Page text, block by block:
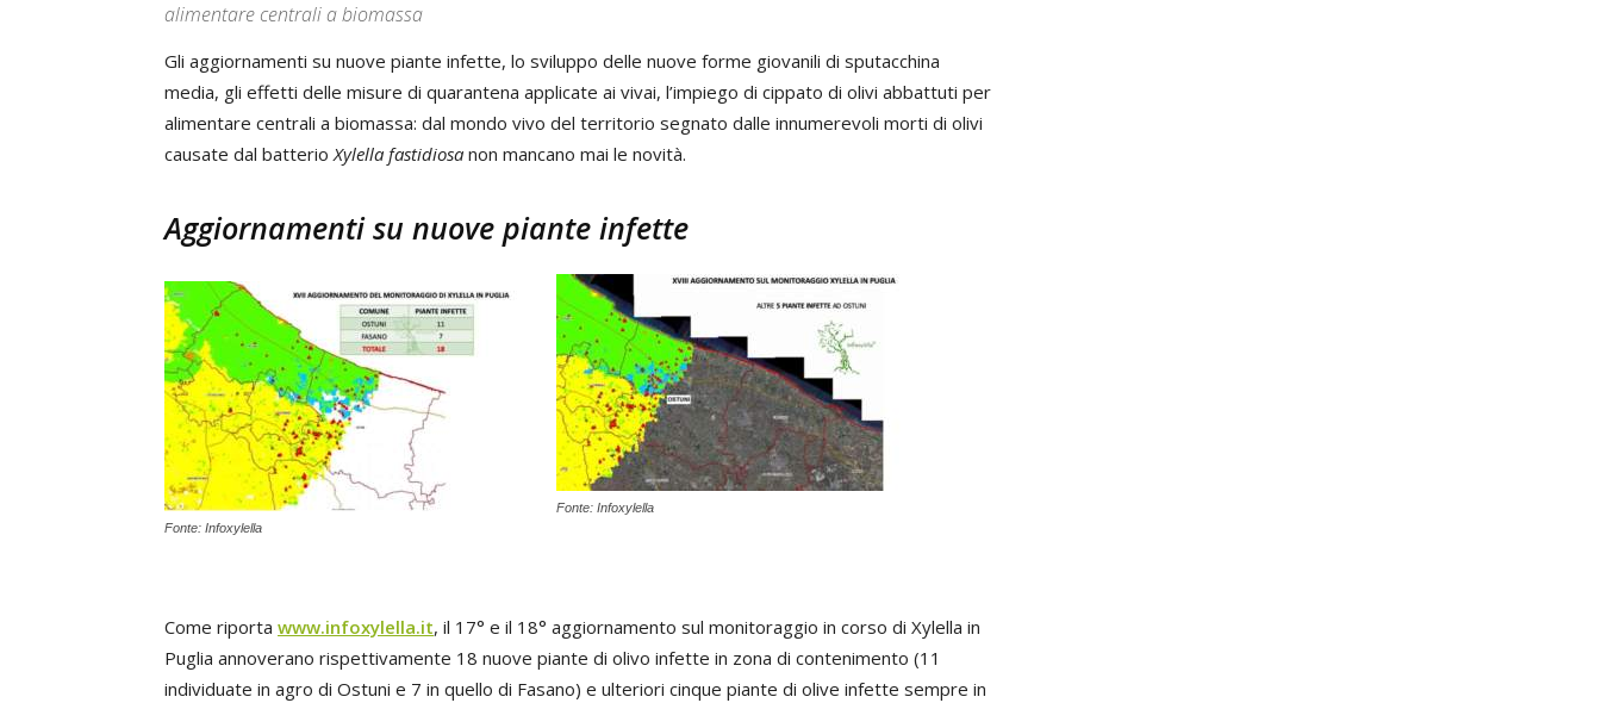
alimentare centrali a biomassa
Gli aggiornamenti su nuove piante infette, lo sviluppo delle nuove forme giovanili di sputacchina
media, gli effetti delle misure di quarantena applicate ai vivai, l’impiego di cippato di olivi abbattuti per
alimentare centrali a biomassa: dal mondo vivo del territorio segnato dalle innumerevoli morti di olivi
causate dal batterioXylella fastidiosa non mancano mai le novità.
Aggiornamenti su nuove piante infette
Fonte: Infoxylella
Fonte: Infoxylella
Come riporta www.infoxylella.it, il 17° e il 18° aggiornamento sul monitoraggio in corso di Xylella in
Puglia annoverano rispettivamente 18 nuove piante di olivo infette in zona di contenimento (11
individuate in agro di Ostuni e 7 in quello di Fasano) e ulteriori cinque piante di olive infette sempre in